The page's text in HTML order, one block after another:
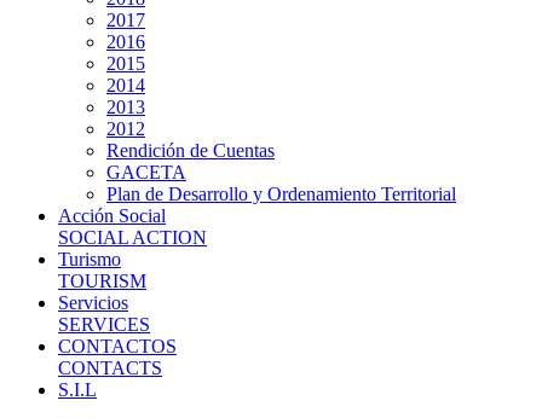
2017
2016
2015
2014
2013
2012
Rendición de Cuentas
GACETA
Plan de Desarrollo y Ordenamiento Territorial
Acción Social
SOCIAL ACTION
Turismo
TOURISM
Servicios
SERVICES
CONTACTOS
CONTACTS
S.I.L